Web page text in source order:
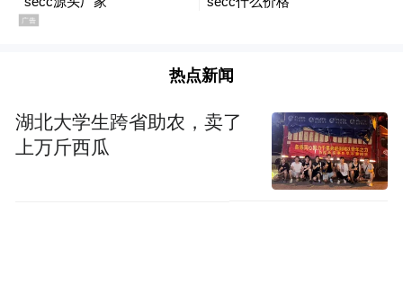
热点新闻
湖北大学生跨省助农，卖了
上万斤西瓜